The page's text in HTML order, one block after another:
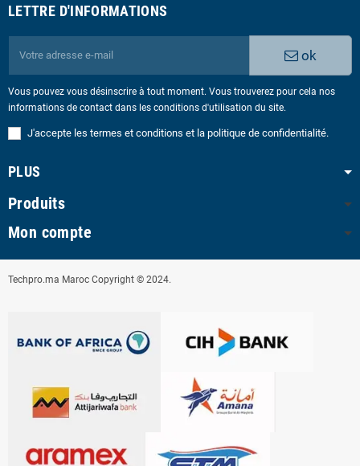
LETTRE D'INFORMATIONS
ok
Vous pouvez vous désinscrire à tout moment. Vous trouverez pour cela nos
informations de contact dans les conditions d'utilisation du site.
J'accepte les termes et conditions et la politique de confidentialité.
PLUS
Produits
Mon compte
Techpro.ma Maroc Copyright © 2024.